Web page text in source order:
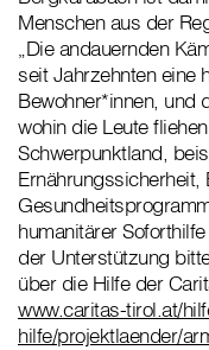
Menschen aus der
„Die andauernden
seit Jahrzehnten eine
Bewohner*innen, und
wohin die Leute
Schwerpunktland,
Ernährungssicherheit,
humanitärer
der Unterstützung
über die Hilfe der
www.caritas-tirol.at/
hilfe/projektlaender/